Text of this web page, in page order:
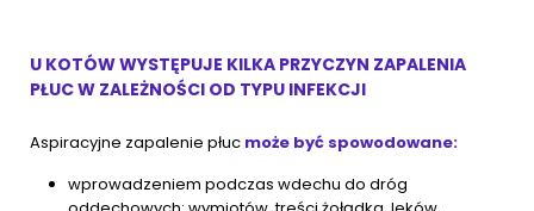
U KOTÓW WYSTĘPUJE KILKA PRZYCZYN ZAPALENIA
PŁUC W ZALEŻNOŚCI OD TYPU INFEKCJI
Aspiracyjne zapalenie płuc może być spowodowane:
wprowadzeniem podczas wdechu do dróg